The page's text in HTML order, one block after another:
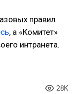
правил
, а «Комитет»
интранета.
28K